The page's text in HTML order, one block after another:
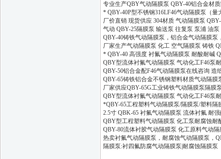
专业生产QBY气动隔膜泵 QBY-40铝合金材
* QBY-40P型不锈钢316LF46气动隔膜泵（量
厂价直销 现货供应 304材质 气动隔膜泵
气动 QBY-25隔膜泵 输送泵 往复泵 泵浦 油
QBY-40铸铁气动隔膜泵，铝合金气动隔膜泵
厂家生产气动隔膜泵 化工 空气隔膜泵 铸铁
* QBY-40 高强度 衬氟气动隔膜泵 耐酸耐碱
QBY型流体衬氟气动隔膜泵 气动化工F46泵
QBY-50铝合金配F46气动隔膜泵在线咨询 造
QBY-65铸铁铝合金不锈钢塑料材质气动隔膜
厂家供应QBY-65G工业铸铁气动隔膜泵隔膜
QBY型流体衬氟气动隔膜泵 气动化工F46泵
*QBY-65工程塑料气动隔膜泵/隔膜泵/塑料隔
2.5寸 QBK-65 衬氟气动隔膜泵 流体衬氟 耐
QBY型工程塑料气动隔膜泵 化工泵耐腐蚀耐
QBY-80流体衬胶气动隔膜泵 化工原料气动
热卖衬氟气动隔膜泵，耐腐蚀气动隔膜泵，
隔膜泵:衬四氟防腐气动隔膜泵|耐腐蚀隔膜泵